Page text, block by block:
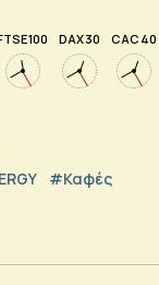
100 DAX 30 CAC 40
#καφές